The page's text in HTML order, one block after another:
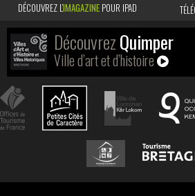
DÉCOUVREZ L’IMAGAZINE POUR IPAD
DécouvrezQuimper
Ville d’art et d’histoire